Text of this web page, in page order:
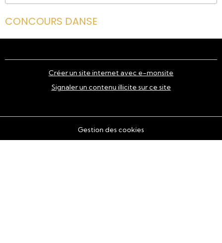
CONCOURS DANSE
Créer un site internet avec e-monsite
Signaler un contenu illicite sur ce site
Gestion des cookies